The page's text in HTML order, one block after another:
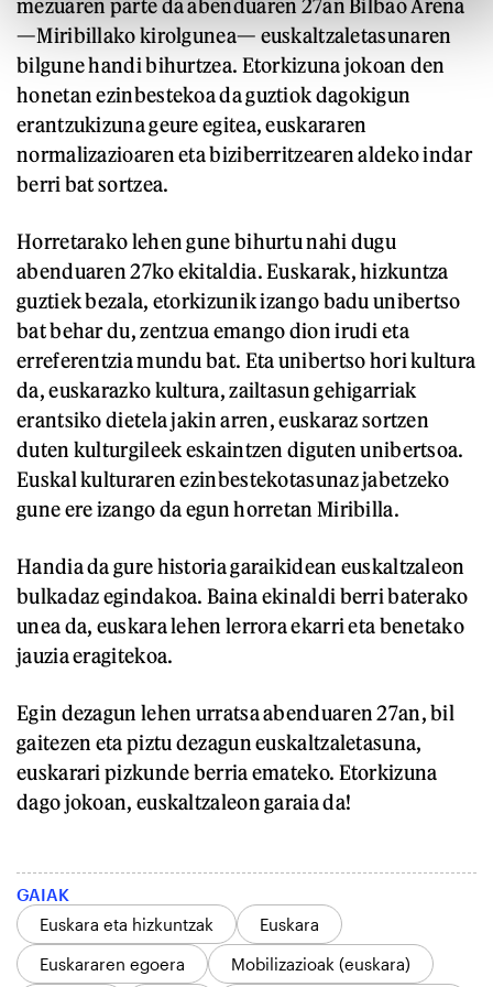
mezuaren parte da abenduaren 27an Bilbao Arena
—Miribillako kirolgunea— euskaltzaletasunaren
bilgune handi bihurtzea. Etorkizuna jokoan den
honetan ezinbestekoa da guztiok dagokigun
erantzukizuna geure egitea, euskararen
normalizazioaren eta biziberritzearen aldeko indar
berri bat sortzea.
Horretarako lehen gune bihurtu nahi dugu
abenduaren 27ko ekitaldia. Euskarak, hizkuntza
guztiek bezala, etorkizunik izango badu unibertso
bat behar du, zentzua emango dion irudi eta
erreferentzia mundu bat. Eta unibertso hori kultura
da, euskarazko kultura, zailtasun gehigarriak
erantsiko dietela jakin arren, euskaraz sortzen
duten kulturgileek eskaintzen diguten unibertsoa.
Euskal kulturaren ezinbestekotasunaz jabetzeko
gune ere izango da egun horretan Miribilla.
Handia da gure historia garaikidean euskaltzaleon
bulkadaz egindakoa. Baina ekinaldi berri baterako
unea da, euskara lehen lerrora ekarri eta benetako
jauzia eragitekoa.
Egin dezagun lehen urratsa abenduaren 27an, bil
gaitezen eta piztu dezagun euskaltzaletasuna,
euskarari pizkunde berria emateko. Etorkizuna
dago jokoan, euskaltzaleon garaia da!
GAIAK
Euskara eta hizkuntzak
Euskara
Euskararen egoera
Mobilizazioak (euskara)